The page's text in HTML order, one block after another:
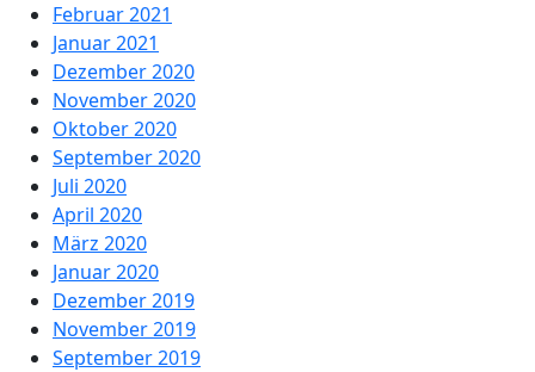
Februar 2021
Januar 2021
Dezember 2020
November 2020
Oktober 2020
September 2020
Juli 2020
April 2020
März 2020
Januar 2020
Dezember 2019
November 2019
September 2019